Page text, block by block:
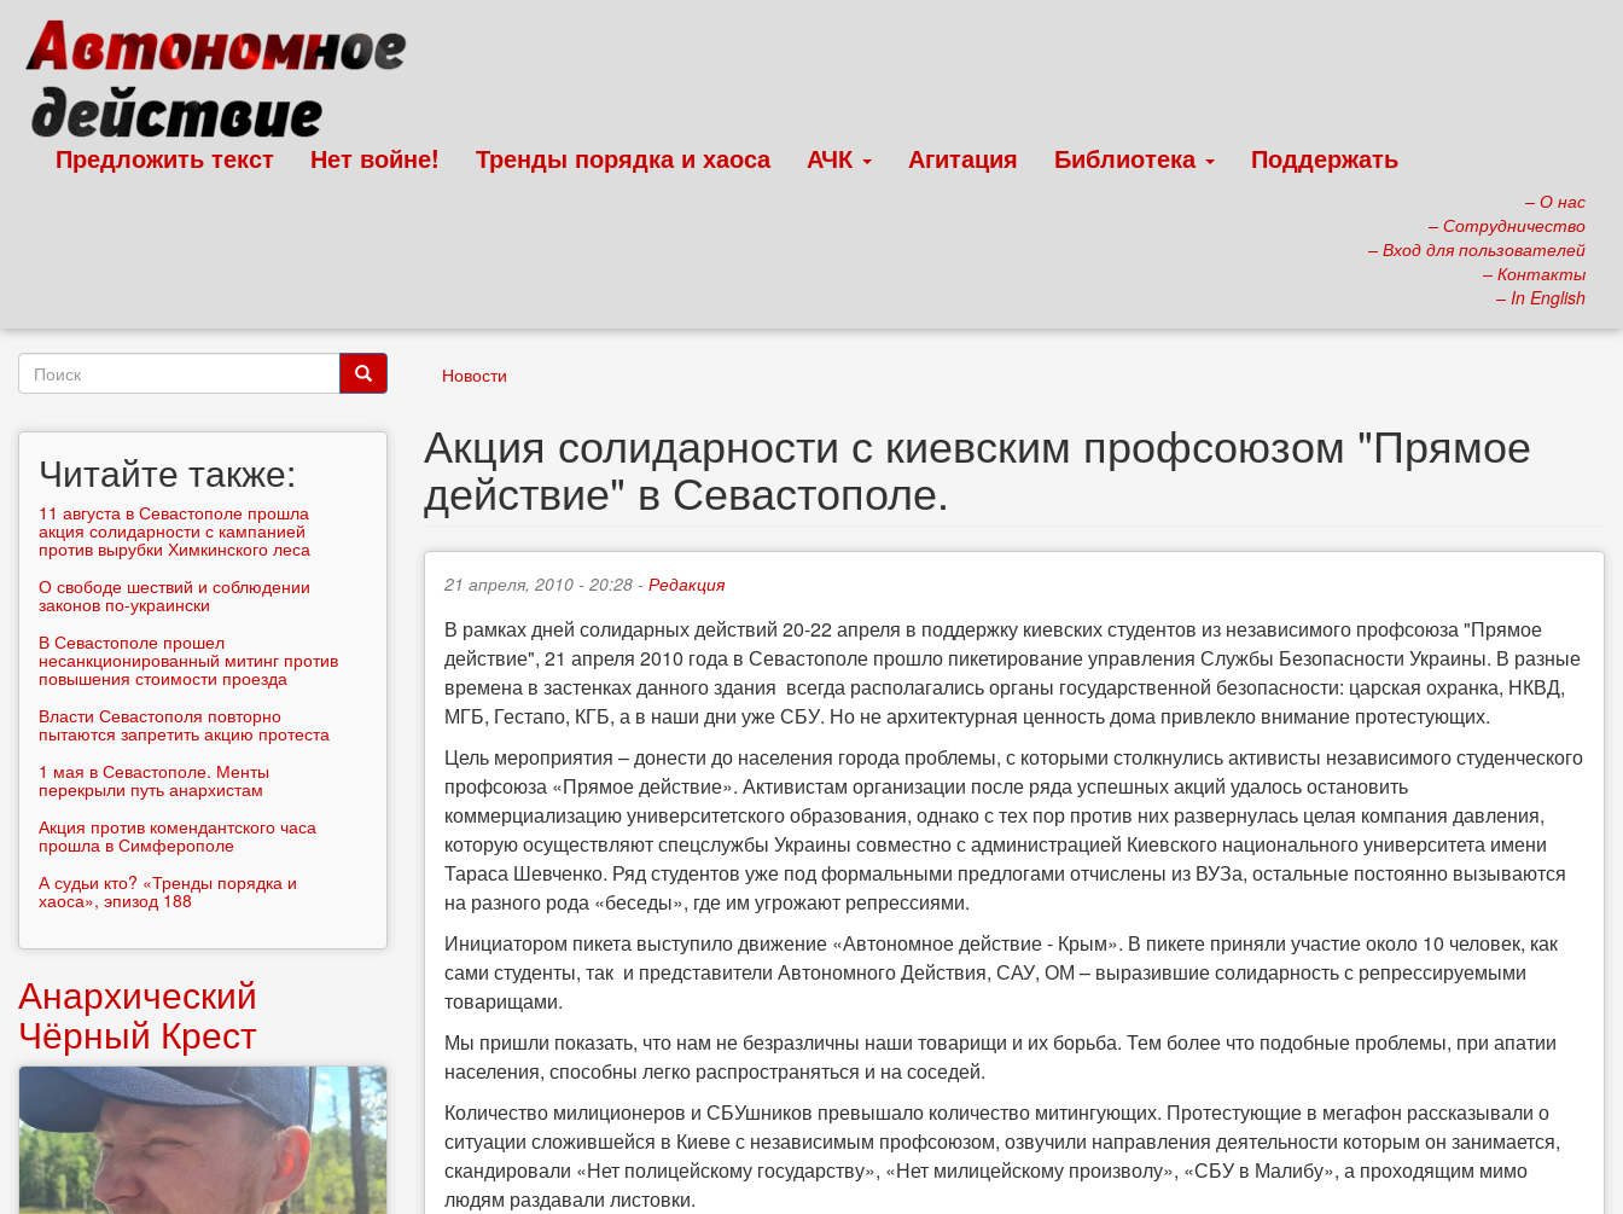
основному
содержанию
Предложить текст Нет войне! Тренды порядка и хаоса АЧК Агитация Библиотека Поддержать
– О нас
– Сотрудничество
– Вход для пользователей
– Контакты
– In English
Новости
Акция солидарности с киевским профсоюзом "Прямое
действие" в Севастополе.
21 апреля, 2010 - 20:28 - Редакция
В рамках дней солидарных действий 20-22 апреля в поддержку киевских студентов из независимого профсоюза "Прямое
действие", 21 апреля 2010 года в Севастополе прошло пикетирование управления Службы Безопасности Украины. В разные
времена в застенках данного здания всегда располагались органы государственной безопасности: царская охранка, НКВД,
МГБ, Гестапо, КГБ, а в наши дни уже СБУ. Но не архитектурная ценность дома привлекло внимание протестующих.
Цель мероприятия – донести до населения города проблемы, с которыми столкнулись активисты независимого студенческого
профсоюза «Прямое действие». Активистам организации после ряда успешных акций удалось остановить
коммерциализацию университетского образования, однако с тех пор против них развернулась целая компания давления,
которую осуществляют спецслужбы Украины совместно с администрацией Киевского национального университета имени
Тараса Шевченко. Ряд студентов уже под формальными предлогами отчислены из ВУЗа, остальные постоянно вызываются
на разного рода «беседы», где им угрожают репрессиями.
Инициатором пикета выступило движение «Автономное действие - Крым». В пикете приняли участие около 10 человек, как
сами студенты, так и представители Автономного Действия, САУ, ОМ – выразившие солидарность с репрессируемыми
товарищами.
Мы пришли показать, что нам не безразличны наши товарищи и их борьба. Тем более что подобные проблемы, при апатии
населения, способны легко распространяться и на соседей.
Количество милиционеров и СБУшников превышало количество митингующих. Протестующие в мегафон рассказывали о
ситуации сложившейся в Киеве с независимым профсоюзом, озвучили направления деятельности которым он занимается,
скандировали «Нет полицейскому государству», «Нет милицейскому произволу», «СБУ в Малибу», а проходящим мимо
людям раздавали листовки.
Форма
Читайте также:
11 августа в Севастополе прошла
акция солидарности с кампанией
против вырубки Химкинского леса
О свободе шествий и соблюдении
законов по-украински
В Севастополе прошел
несанкционированный митинг против
повышения стоимости проезда
Власти Севастополя повторно
пытаются запретить акцию протеста
1 мая в Севастополе. Менты
перекрыли путь анархистам
Акция против комендантского часа
прошла в Симферополе
А судьи кто? «Тренды порядка и
хаоса», эпизод 188
Анархический
Чёрный Крест